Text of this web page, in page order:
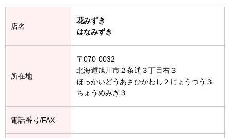
店名
花みずき
はなみずき
所在地
〒070-0032
北海道旭川市２条通３丁目右３
ほっかいどうあさひかわし２じょうつう３
ちょうめみぎ３
電話番号/FAX